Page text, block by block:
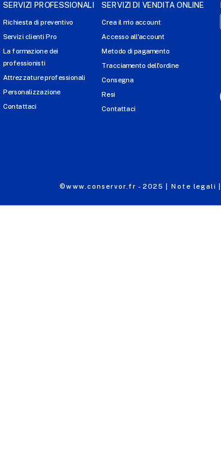
SERVIZI PROFESSIONALI
Richiesta di preventivo
Servizi clienti Pro
La formazione dei
professionisti
Attrezzature professionali
Personalizzazione
Contattaci
SERVIZI DI VENDITA ONLINE
Crea il mio account
Accesso all'account
Metodo di pagamento
Tracciamento dell'ordine
Consegna
Resi
Contattaci
©www.conservor.fr - 2025 | Note legali |